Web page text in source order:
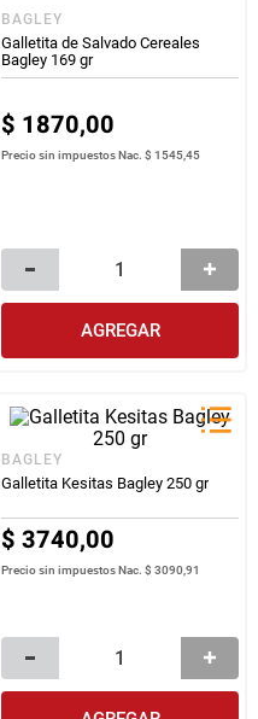
BAGLEY
Galletita de Salvado Cereales
Bagley 169 gr
$ 1870,00
Precio sin impuestos Nac.$ 1545,45
AGREGAR
BAGLEY
Galletita Kesitas Bagley 250 gr
$ 3740,00
Precio sin impuestos Nac.$ 3090,91